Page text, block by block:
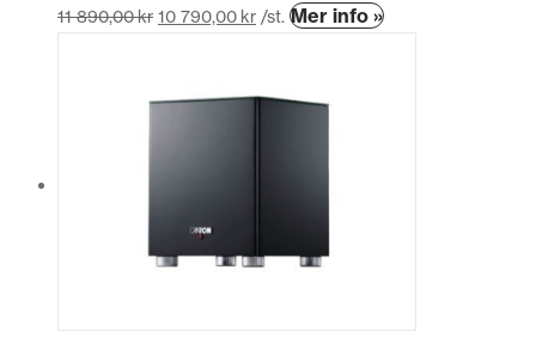
11 890,00kr 10 790,00 kr /st. Mer info »Den